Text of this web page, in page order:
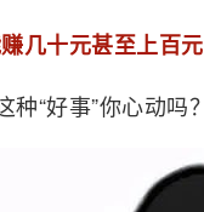
几十元甚至上百元
种“好事”你心动吗？